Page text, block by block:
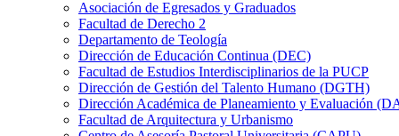
Asociación de Egresados y Graduados
Facultad de Derecho 2
Departamento de Teología
Dirección de Educación Continua (DEC)
Facultad de Estudios Interdisciplinarios de la PUCP
Dirección de Gestión del Talento Humano (DGTH)
Dirección Académica de Planeamiento y Evaluación
Facultad de Arquitectura y Urbanismo